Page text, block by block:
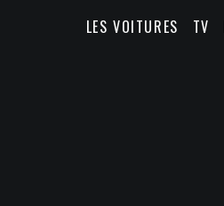
LES VOITURES TV